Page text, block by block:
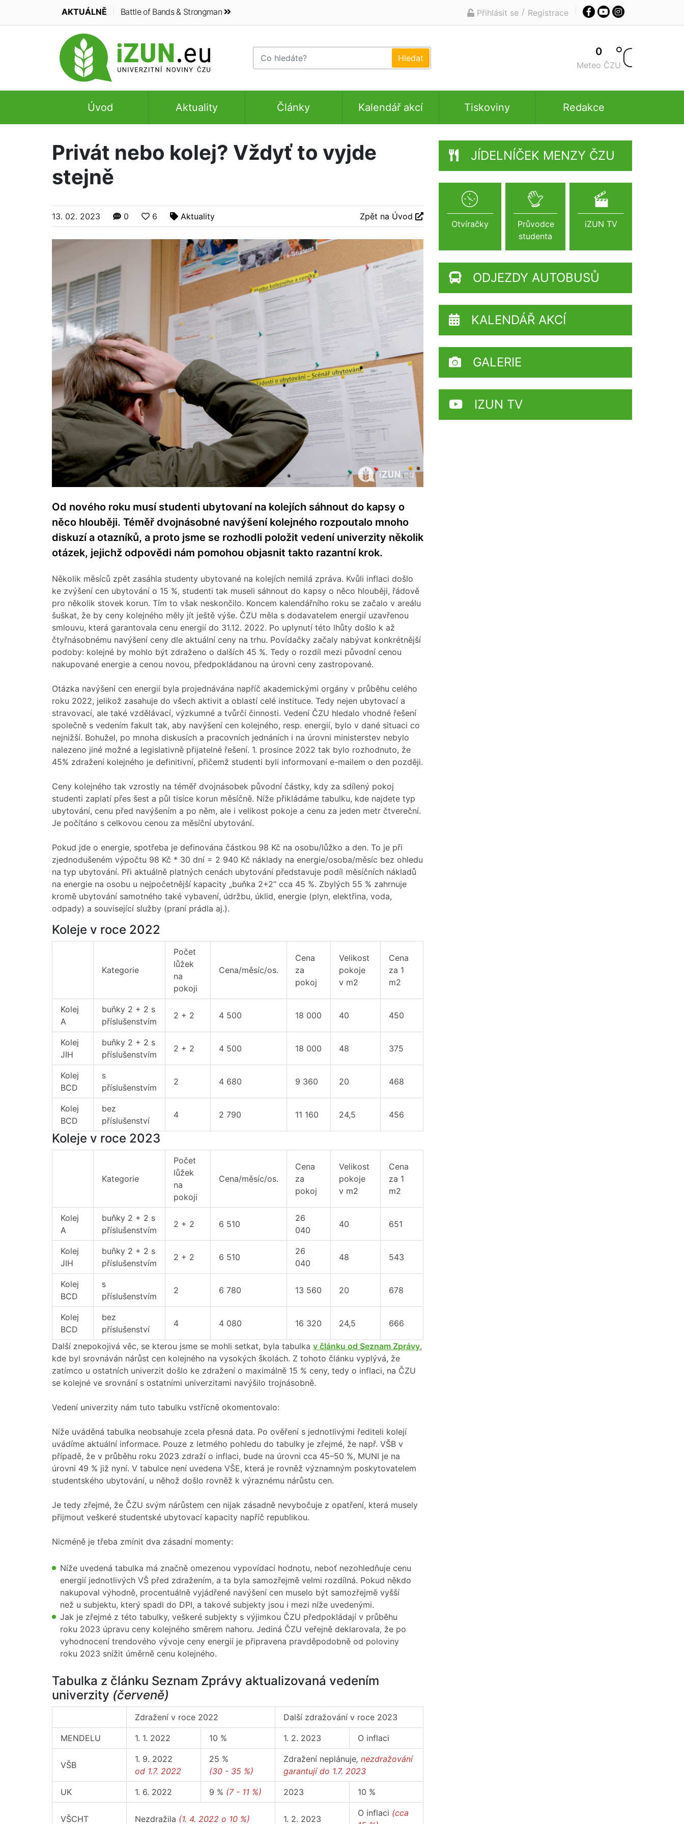
AKTUÁLNĚ Battle of Bands & Strongman Přihlásit se / Registrace
0
Meteo ČZU
Úvod Aktuality Články Kalendář akcí Tiskoviny Redakce
Privát nebo kolej? Vždyť to vyjde
stejně
13. 02. 2023 0 6 Aktuality Zpět na Úvod
Od nového roku musí studenti ubytovaní na kolejích sáhnout do kapsy o
něco hlouběji. Téměř dvojnásobné navýšení kolejného rozpoutalo mnoho
diskuzí a otazníků, a proto jsme se rozhodli položit vedení univerzity několik
otázek, jejichž odpovědi nám pomohou objasnit takto razantní krok.
Několik měsíců zpět zasáhla studenty ubytované na kolejích nemilá zpráva. Kvůli inflaci došlo
ke zvýšení cen ubytování o 15 %, studenti tak museli sáhnout do kapsy o něco hlouběji, řádově
pro několik stovek korun. Tím to však neskončilo. Koncem kalendářního roku se začalo v areálu
šuškat, že by ceny kolejného měly jít ještě výše. ČZU měla s dodavatelem energií uzavřenou
smlouvu, která garantovala cenu energií do 31.12. 2022. Po uplynutí této lhůty došlo k až
čtyřnásobnému navýšení ceny dle aktuální ceny na trhu. Povídačky začaly nabývat konkrétnější
podoby: kolejné by mohlo být zdraženo o dalších 45 %. Tedy o rozdíl mezi původní cenou
nakupované energie a cenou novou, předpokládanou na úrovni ceny zastropované.
Otázka navýšení cen energií byla projednávána napříč akademickými orgány v průběhu celého
roku 2022, jelikož zasahuje do všech aktivit a oblastí celé instituce. Tedy nejen ubytovací a
stravovací, ale také vzdělávací, výzkumné a tvůrčí činnosti. Vedení ČZU hledalo vhodné řešení
společně s vedením fakult tak, aby navýšení cen kolejného, resp. energií, bylo v dané situaci co
nejnižší. Bohužel, po mnoha diskusích a pracovních jednáních i na úrovni ministerstev nebylo
nalezeno jiné možné a legislativně přijatelné řešení. 1. prosince 2022 tak bylo rozhodnuto, že
45% zdražení kolejného je definitivní, přičemž studenti byli informovaní e-mailem o den později.
Ceny kolejného tak vzrostly na téměř dvojnásobek původní částky, kdy za sdílený pokoj
studenti zaplatí přes šest a půl tisíce korun měsíčně. Níže přikládáme tabulku, kde najdete typ
ubytování, cenu před navýšením a po něm, ale i velikost pokoje a cenu za jeden metr čtvereční.
Je počítáno s celkovou cenou za měsíční ubytování.
Pokud jde o energie, spotřeba je definována částkou 98 Kč na osobu/lůžko a den. To je při
zjednodušeném výpočtu 98 Kč * 30 dní = 2 940 Kč náklady na energie/osoba/měsíc bez ohledu
na typ ubytování. Při aktuálně platných cenách ubytování představuje podíl měsíčních nákladů
na energie na osobu u nejpočetnější kapacity „buňka 2+2“ cca 45 %. Zbylých 55 % zahrnuje
kromě ubytování samotného také vybavení, údržbu, úklid, energie (plyn, elektřina, voda,
odpady) a související služby (praní prádla aj.).
Koleje v roce 2022
Kategorie
Počet
lůžek
na
pokoji
Cena/měsíc/os.
Cena
za
pokoj
Velikost
pokoje
v m2
Cena
za 1
m2
Kolej
A
buňky 2 + 2 s
příslušenstvím
2 + 2 4 500 18 000 40 450
Kolej
JIH
buňky 2 + 2 s
příslušenstvím
2 + 2 4 500 18 000 48 375
Kolej
BCD
s
příslušenstvím
2 4 680 9 360 20 468
Kolej
BCD
bez
příslušenství
4 2 790 11 160 24,5 456
Koleje v roce 2023
Kategorie
Počet
lůžek
na
pokoji
Cena/měsíc/os.
Cena
za
pokoj
Velikost
pokoje
v m2
Cena
za 1
m2
Kolej
A
buňky 2 + 2 s
příslušenstvím
2 + 2 6 510
26
040
40 651
Kolej
JIH
buňky 2 + 2 s
příslušenstvím
2 + 2 6 510
26
040
48 543
Kolej
BCD
s
příslušenstvím
2 6 780 13 560 20 678
Kolej
BCD
bez
příslušenství
4 4 080 16 320 24,5 666
Další znepokojivá věc, se kterou jsme se mohli setkat, byla tabulka v článku od Seznam Zprávy,
kde byl srovnáván nárůst cen kolejného na vysokých školách. Z tohoto článku vyplývá, že
zatímco u ostatních univerzit došlo ke zdražení o maximálně 15 % ceny, tedy o inflaci, na ČZU
se kolejné ve srovnání s ostatními univerzitami navýšilo trojnásobně.
Vedení univerzity nám tuto tabulku vstřícně okomentovalo:
Níže uváděná tabulka neobsahuje zcela přesná data. Po ověření s jednotlivými řediteli kolejí
uvádíme aktuální informace. Pouze z letmého pohledu do tabulky je zřejmé, že např. VŠB v
případě, že v průběhu roku 2023 zdraží o inflaci, bude na úrovni cca 45–50 %, MUNI je na
úrovni 49 % již nyní. V tabulce není uvedena VŠE, která je rovněž významným poskytovatelem
studentského ubytování, u něhož došlo rovněž k výraznému nárůstu cen.
Je tedy zřejmé, že ČZU svým nárůstem cen nijak zásadně nevybočuje z opatření, která musely
přijmout veškeré studentské ubytovací kapacity napříč republikou.
Nicméně je třeba zmínit dva zásadní momenty:
Níže uvedená tabulka má značně omezenou vypovídací hodnotu, neboť nezohledňuje cenu
energií jednotlivých VŠ před zdražením, a ta byla samozřejmě velmi rozdílná. Pokud někdo
nakupoval výhodně, procentuálně vyjádřené navýšení cen muselo být samozřejmě vyšší
než u subjektu, který spadl do DPI, a takové subjekty jsou i mezi níže uvedenými.
Jak je zřejmé z této tabulky, veškeré subjekty s výjimkou ČZU předpokládají v průběhu
roku 2023 úpravu ceny kolejného směrem nahoru. Jediná ČZU veřejně deklarovala, že po
vyhodnocení trendového vývoje ceny energií je připravena pravděpodobně od poloviny
roku 2023 snížit úměrně cenu kolejného.
Tabulka z článku Seznam Zprávy aktualizovaná vedením
univerzity (červeně)
Zdražení v roce 2022 Další zdražování v roce 2023
MENDELU 1. 1. 2022 10 % 1. 2. 2023 O inflaci
VŠB
1. 9. 2022
od 1.7. 2022
25 %
(30 - 35 %)
Zdražení neplánuje, nezdražování
garantují do 1.7. 2023
UK 1. 6. 2022 9 % (7 - 11 %) 2023 10 %
VŠCHT Nezdražila (1. 4. 2022 o 10 %) 1. 2. 2023
O inflaci (cca
JÍDELNÍČEK MENZY ČZU
Otvíračky
Průvodce
studenta
iZUN TV
ODJEZDY AUTOBUSŮ
KALENDÁŘ AKCÍ
GALERIE
IZUN TV